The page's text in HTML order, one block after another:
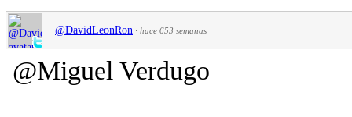
@DavidLeonRon · hace 653 semanas
@Miguel Verdugo